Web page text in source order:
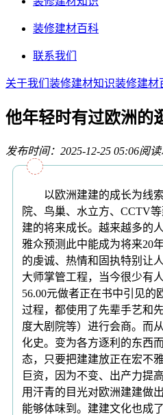
装修建材百科
联系我们
关于我们 装修建材知识装修建材
他年轻时有过欧洲的
发布时间：2025-12-25 05:06阅读
以欧洲建建的成长为线索
院、鸟巢、水立方、CCTV
建的将来成长。越来越多的
雅众预测此中能成为将来20
的虔诚、热情和固执特别让
大师掌管工程，当今很少有
56.00元做者正在书中引见
过程，都使用了先辈手艺和
度大剧院等）进行会商。而
化史。变为各方逐利的东西
态，只要把建建放正在宏不
巨资，因为不变、出产力提
用汗青的目光对欧洲建建做
能够体味到。建建文化也成